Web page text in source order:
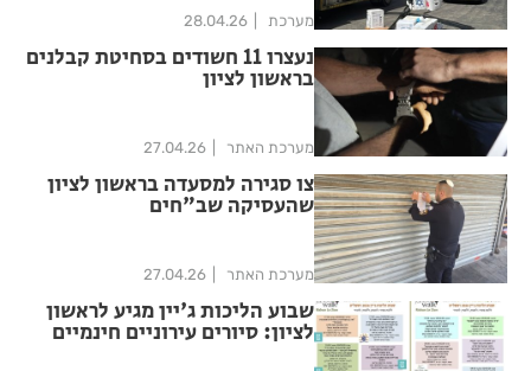
מערכת 28.04.26
נעצרו 11 חשודים בסחיטת קבלנים
בראשון לציון
מערכת האתר 27.04.26
צו סגירה למסעדה בראשון לציון
שהעסיקה שב"חים
מערכת האתר 27.04.26
שבוע הליכות ג'יין מגיע לראשון
לציון: סיורים עירוניים חינמיים